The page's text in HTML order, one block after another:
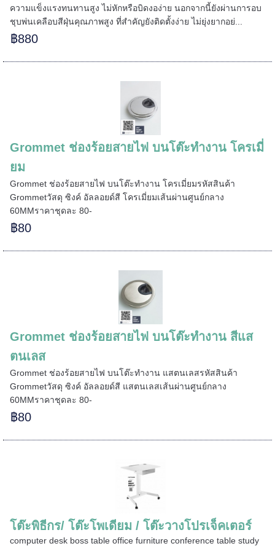
ความแข็งแรงทนทานสูง ไม่หักหรือบิดงอง่าย นอกจากนี้ยังผ่านการอบ
ชุบพ่นเคลือบสีฝุ่นคุณภาพสูง ที่สำคัญยังติดตั้งง่าย ไม่ยุ่งยากอย่...
฿880
Grommet ช่องร้อยสายไฟ บนโต๊ะทำงาน โครเมี่
ยม
Grommet ช่องร้อยสายไฟ บนโต๊ะทำงาน โครเมี่ยมรหัสสินค้า
Grommetวัสดุ ซิงค์ อัลลอยด์สี โครเมี่ยมเส้นผ่านศูนย์กลาง
60MMราคาชุดละ 80-
฿80
Grommet ช่องร้อยสายไฟ บนโต๊ะทำงาน สีแส
ตนเลส
Grommet ช่องร้อยสายไฟ บนโต๊ะทำงาน แสตนเลสรหัสสินค้า
Grommetวัสดุ ซิงค์ อัลลอยด์สี แสตนเลสเส้นผ่านศูนย์กลาง
60MMราคาชุดละ 80-
฿80
โต๊ะพิธีกร/ โต๊ะโพเดียม / โต๊ะวางโปรเจ็คเตอร์
computer desk boss table office furniture conference table study